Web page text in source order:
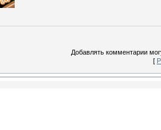
Добавлять комментарии
[